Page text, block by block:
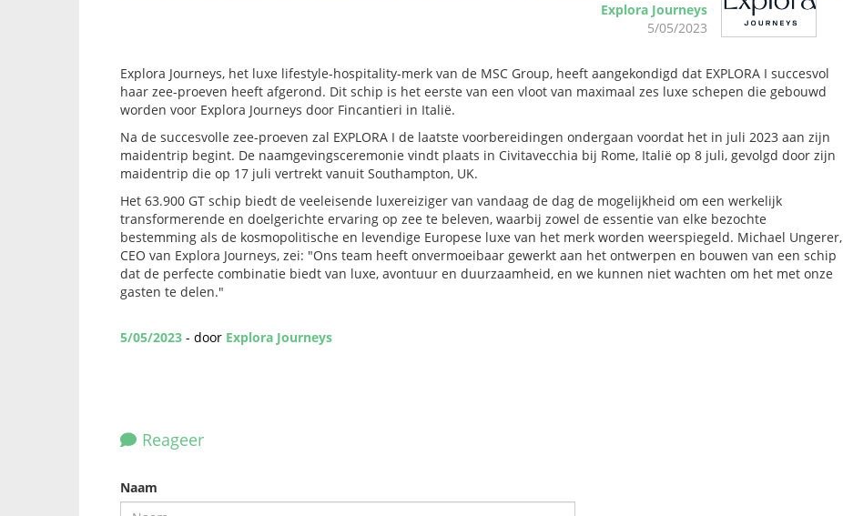
Explora Journeys
5/05/2023
Explora Journeys, het luxe lifestyle-hospitality-merk van de MSC Group, heeft aangekondigd dat EXPLORA I succesvol
haar zee-proeven heeft afgerond. Dit schip is het eerste van een vloot van maximaal zes luxe schepen die gebouwd
worden voor Explora Journeys door Fincantieri in Italië.
Na de succesvolle zee-proeven zal EXPLORA I de laatste voorbereidingen ondergaan voordat het in juli 2023 aan zijn
maidentrip begint. De naamgevingsceremonie vindt plaats in Civitavecchia bij Rome, Italië op 8 juli, gevolgd door zijn
maidentrip die op 17 juli vertrekt vanuit Southampton, UK.
Het 63.900 GT schip biedt de veeleisende luxereiziger van vandaag de dag de mogelijkheid om een werkelijk
transformerende en doelgerichte ervaring op zee te beleven, waarbij zowel de essentie van elke bezochte
bestemming als de kosmopolitische en levendige Europese luxe van het merk worden weerspiegeld. Michael Ungerer,
CEO van Explora Journeys, zei: "Ons team heeft onvermoeibaar gewerkt aan het ontwerpen en bouwen van een schip
dat de perfecte combinatie biedt van luxe, avontuur en duurzaamheid, en we kunnen niet wachten om het met onze
gasten te delen."
5/05/2023 - door Explora Journeys
Reageer
Naam